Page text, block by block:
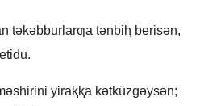
tǝkǝbburlarƣa tǝnbiⱨ berisǝn,
yiraⱪⱪa kǝtküzgǝysǝn;